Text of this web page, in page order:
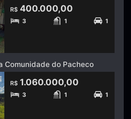
R$ 400.000,00
3 1 1
Comunidade do Pacheco
R$ 1.060.000,00
3 1 1